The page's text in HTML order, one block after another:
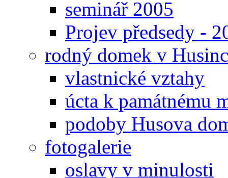
seminář 2005
Projev předsedy -
rodný domek v
vlastnické vztahy
úcta k památnému
podoby Husova
fotogalerie
oslavy v minulosti